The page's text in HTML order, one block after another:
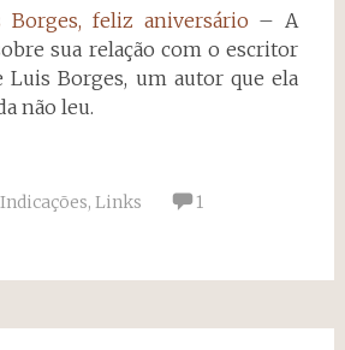
Borges, feliz aniversário – A
sua relação com o escritor
Luis Borges, um autor que ela
não leu.
Indicações, Links
1